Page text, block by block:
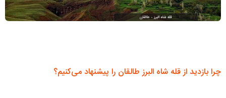
چرا بازدید از قله شاه البرز طالقان را پیشنهاد می‌کنیم؟